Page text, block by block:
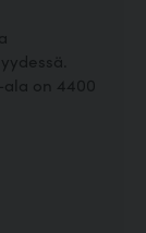
on 4400